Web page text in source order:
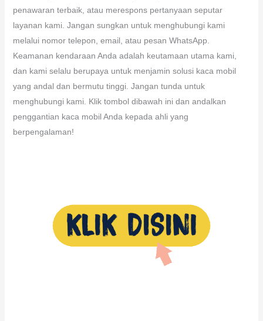
penawaran terbaik, atau merespons pertanyaan seputar
layanan kami. Jangan sungkan untuk menghubungi kami
melalui nomor telepon, email, atau pesan WhatsApp.
Keamanan kendaraan Anda adalah keutamaan utama kami,
dan kami selalu berupaya untuk menjamin solusi kaca mobil
yang andal dan bermutu tinggi. Jangan tunda untuk
menghubungi kami. Klik tombol dibawah ini dan andalkan
penggantian kaca mobil Anda kepada ahli yang
berpengalaman!